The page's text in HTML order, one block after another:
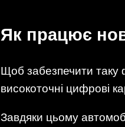
Як працює
Щоб забезпечити таку
високоточні цифрові
Завдяки цьому